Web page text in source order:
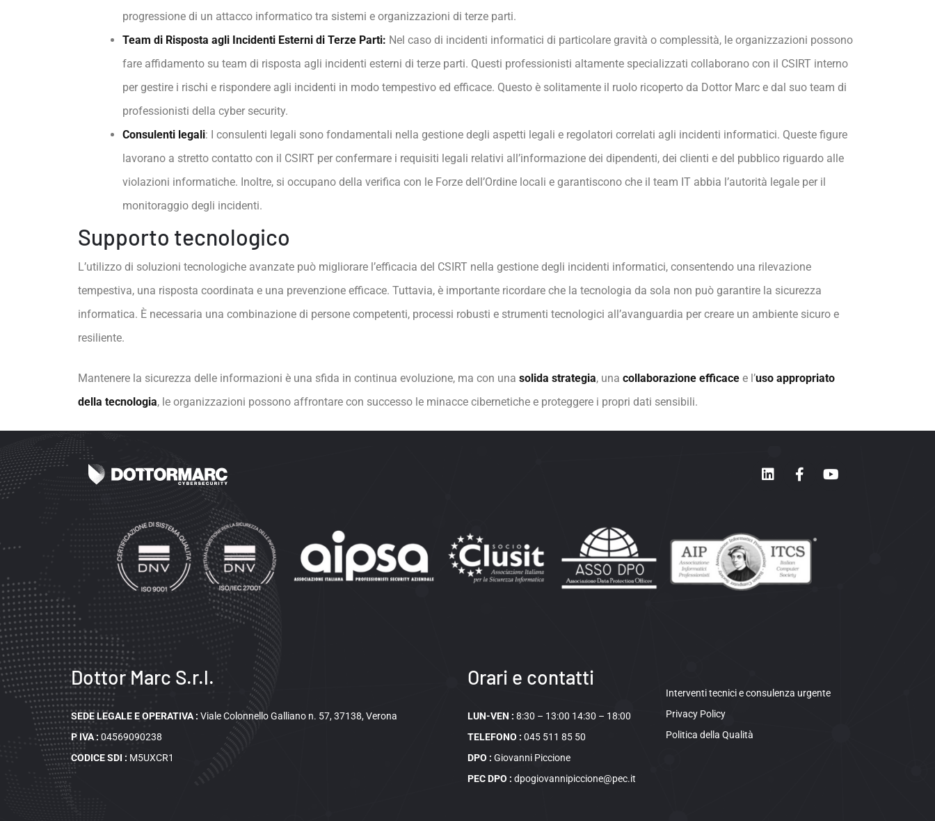
progressione di un attacco informatico tra sistemi e organizzazioni di terze parti.
Team di Risposta agli Incidenti Esterni di Terze Parti: Nel caso di incidenti informatici di particolare gravità o complessità, le organizzazioni possono
fare affidamento su team di risposta agli incidenti esterni di terze parti. Questi professionisti altamente specializzati collaborano con il CSIRT interno
per gestire i rischi e rispondere agli incidenti in modo tempestivo ed efficace. Questo è solitamente il ruolo ricoperto da Dottor Marc e dal suo team di
professionisti della cyber security.
Consulenti legali: I consulenti legali sono fondamentali nella gestione degli aspetti legali e regolatori correlati agli incidenti informatici. Queste figure
lavorano a stretto contatto con il CSIRT per confermare i requisiti legali relativi all’informazione dei dipendenti, dei clienti e del pubblico riguardo alle
violazioni informatiche. Inoltre, si occupano della verifica con le Forze dell’Ordine locali e garantiscono che il team IT abbia l’autorità legale per il
monitoraggio degli incidenti.
Supporto tecnologico
L’utilizzo di soluzioni tecnologiche avanzate può migliorare l’efficacia del CSIRT nella gestione degli incidenti informatici, consentendo una rilevazione
tempestiva, una risposta coordinata e una prevenzione efficace. Tuttavia, è importante ricordare che la tecnologia da sola non può garantire la sicurezza
informatica. È necessaria una combinazione di persone competenti, processi robusti e strumenti tecnologici all’avanguardia per creare un ambiente sicuro e
resiliente.
Mantenere la sicurezza delle informazioni è una sfida in continua evoluzione, ma con una solida strategia, una collaborazione efficace e l’uso appropriato
della tecnologia, le organizzazioni possono affrontare con successo le minacce cibernetiche e proteggere i propri dati sensibili.
Dottor Marc S.r.l.
SEDE LEGALE E OPERATIVA:Viale Colonnello Galliano n. 57, 37138, Verona
P IVA :04569090238
CODICE SDI : M5UXCR1
Orari e contatti
LUN-VEN :8:30 – 13:00 14:30 – 18:00
TELEFONO :045 511 85 50
DPO :Giovanni Piccione
PEC DPO :dpogiovannipiccione@pec.it
Interventi tecnici e consulenza urgente
Privacy Policy
Politica della Qualità